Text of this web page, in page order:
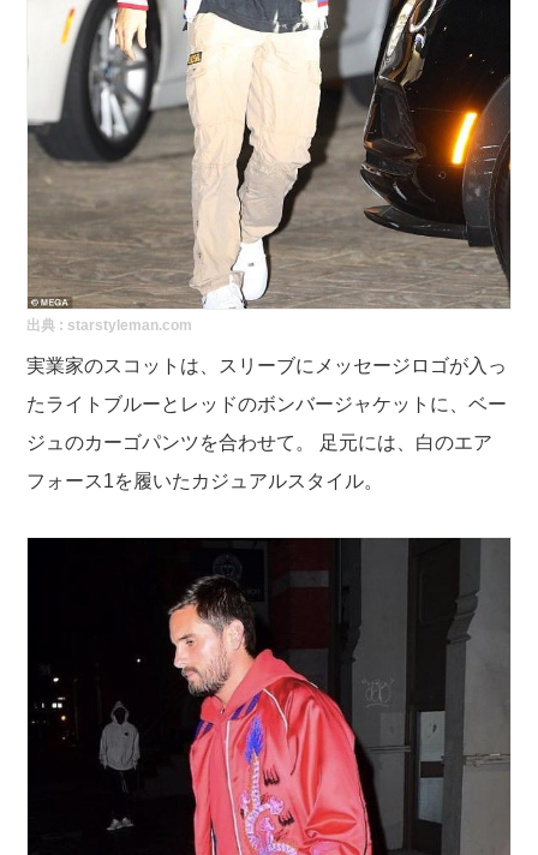
出典 : starstyleman.com
実業家のスコットは、スリーブにメッセージロゴが入っ
たライトブルーとレッドのボンバージャケットに、ベー
ジュのカーゴパンツを合わせて。 足元には、白のエア
フォース1を履いたカジュアルスタイル。